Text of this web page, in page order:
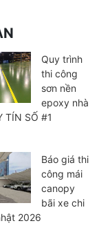
Quy trình
thi công
sơn nền
epoxy nhà
TÍN SỐ #1
Báo giá thi
công mái
canopy
bãi xe chi
2026